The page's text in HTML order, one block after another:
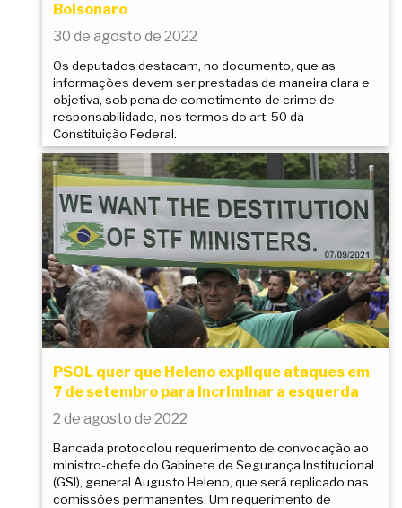
Bolsonaro
30 de agosto de 2022
Os deputados destacam, no documento, que as
informações devem ser prestadas de maneira clara e
objetiva, sob pena de cometimento de crime de
responsabilidade, nos termos do art. 50 da
Constituição Federal.
PSOL quer que Heleno explique ataques em
7 de setembro para incriminar a esquerda
2 de agosto de 2022
Bancada protocolou requerimento de convocação ao
ministro-chefe do Gabinete de Segurança Institucional
(GSI), general Augusto Heleno, que será replicado nas
comissões permanentes. Um requerimento de